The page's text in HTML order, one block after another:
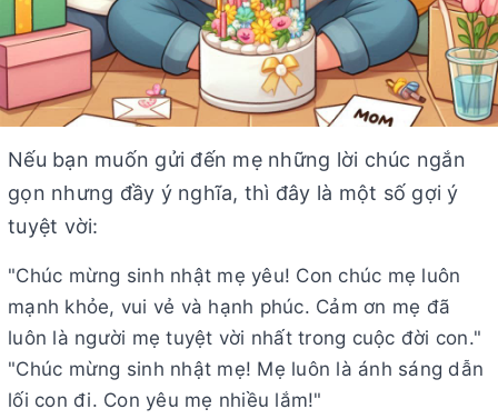
Nếu bạn muốn gửi đến mẹ những lời chúc ngắn
gọn nhưng đầy ý nghĩa, thì đây là một số gợi ý
tuyệt vời:
"Chúc mừng sinh nhật mẹ yêu! Con chúc mẹ luôn
mạnh khỏe, vui vẻ và hạnh phúc. Cảm ơn mẹ đã
luôn là người mẹ tuyệt vời nhất trong cuộc đời con."
"Chúc mừng sinh nhật mẹ! Mẹ luôn là ánh sáng dẫn
lối con đi. Con yêu mẹ nhiều lắm!"